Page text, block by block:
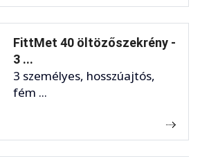
FittMet 40 öltözőszekrény -
3 ...
3 személyes, hosszúajtós,
fém ...